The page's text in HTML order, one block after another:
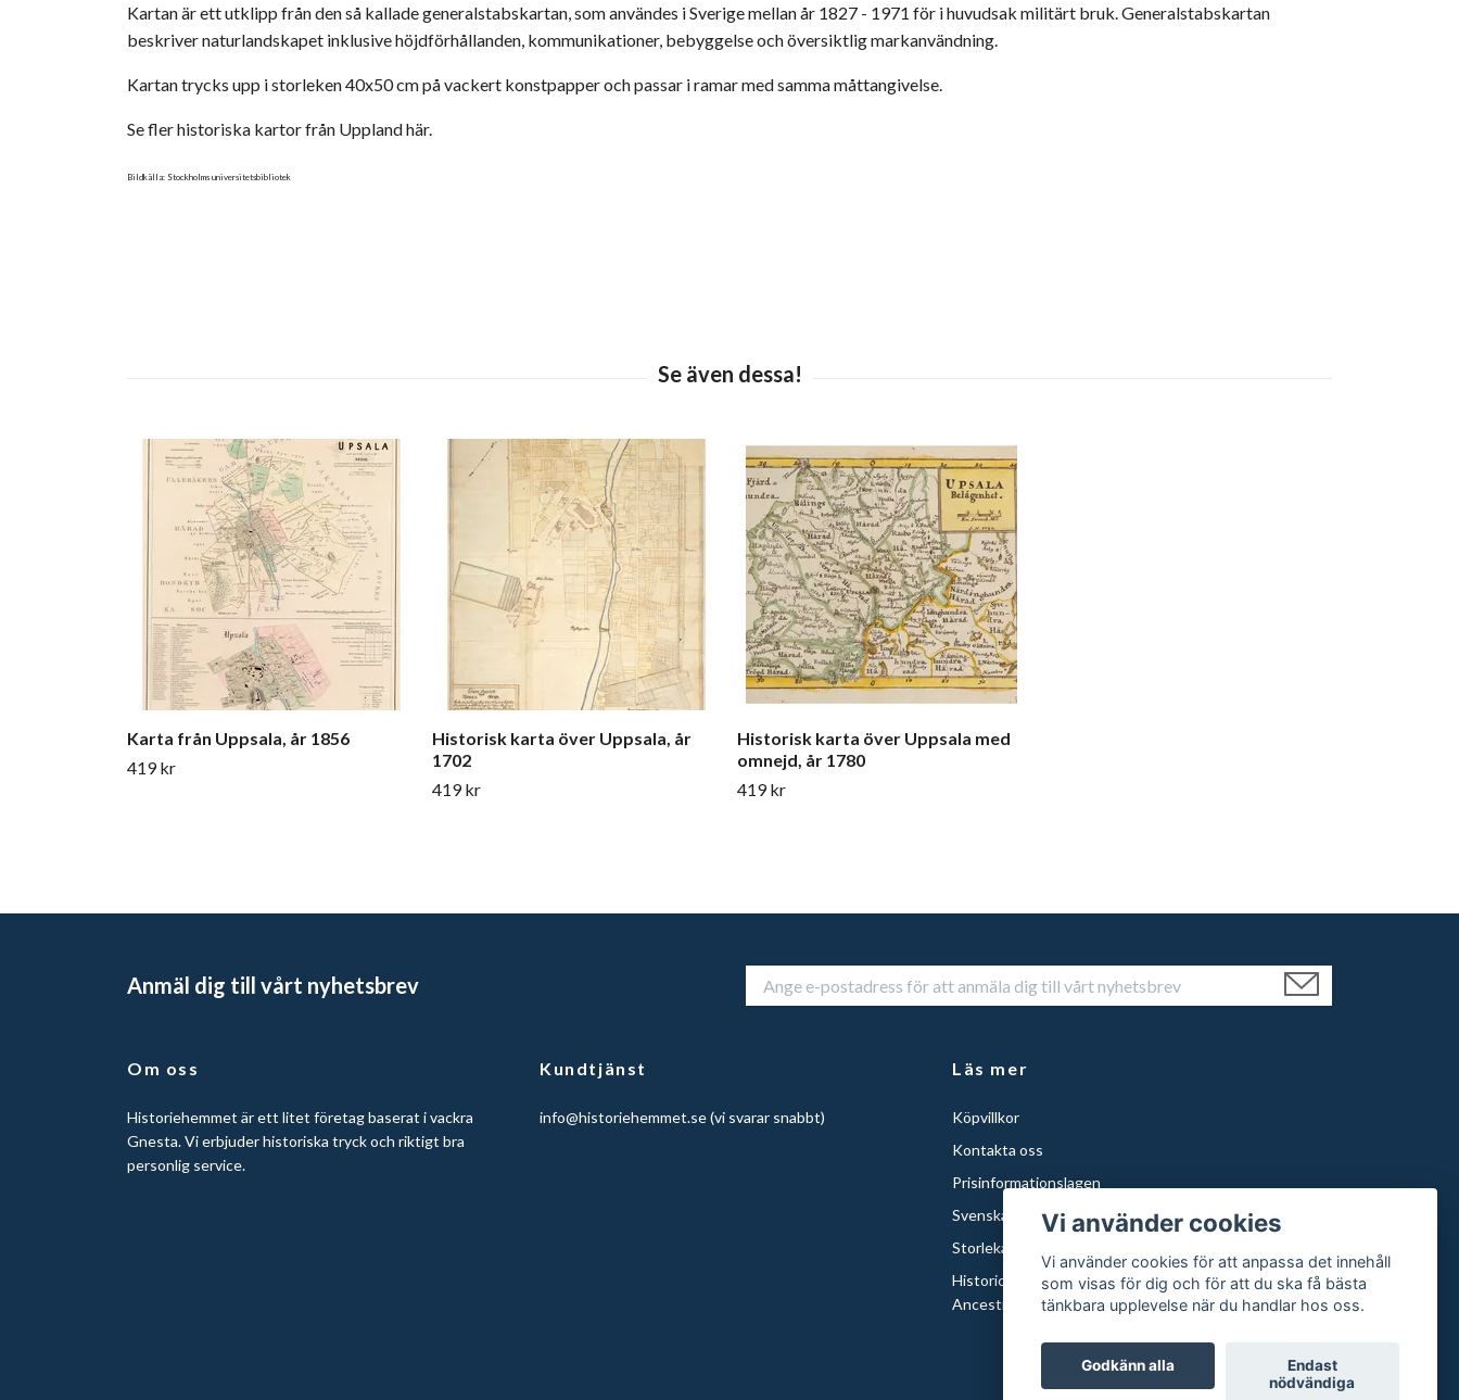
Kartan är ett utklipp från den så kallade generalstabskartan, som användes i Sverige mellan år 1827 - 1971 för i huvudsak militärt bruk. Generalstabskartan
beskriver naturlandskapet inklusive höjdförhållanden, kommunikationer, bebyggelse och översiktlig markanvändning.
Kartan trycks upp i storleken 40x50 cm på vackert konstpapper och passar i ramar med samma måttangivelse.
Se fler historiska kartor från Uppland här.
Bildkälla: Stockholms universitetsbibliotek
Karta från Uppsala, år 1856
419 kr
Historisk karta över Uppsala, år
1702
419 kr
Historisk karta över Uppsala med
omnejd, år 1780
419 kr
Anmäl dig till vårt nyhetsbrev
Om oss
Historiehemmet är ett litet företag baserat i vackra
Gnesta. Vi erbjuder historiska tryck och riktigt bra
personlig service.
Kundtjänst
info@historiehemmet.se(vi svarar snabbt)
Läs mer
Köpvillkor
Kontakta oss
Prisinformationslagen
Svenska Städer
Storlekar och papper
Historical Maps of Sweden for Americans with Swedish
Ancestry | Histor
Vi använder cookies
Vi använder cookies för att anpassa det innehåll
som visas för dig och för att du ska få bästa
tänkbara upplevelse när du handlar hos oss.
Godkänn alla
Endast
nödvändiga